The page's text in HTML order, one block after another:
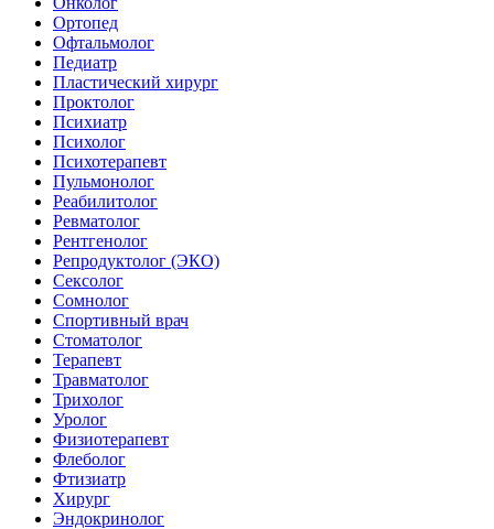
Ортопед
Офтальмолог
Педиатр
Пластический хирург
Проктолог
Психиатр
Психолог
Психотерапевт
Пульмонолог
Реабилитолог
Ревматолог
Рентгенолог
Репродуктолог (ЭКО)
Сексолог
Сомнолог
Спортивный врач
Стоматолог
Терапевт
Травматолог
Трихолог
Уролог
Физиотерапевт
Флеболог
Фтизиатр
Хирург
Эндокринолог